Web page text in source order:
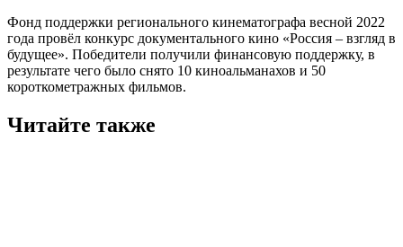
Фонд поддержки регионального кинематографа весной 2022
года провёл конкурс документального кино «Россия – взгляд в
будущее». Победители получили финансовую поддержку, в
результате чего было снято 10 киноальманахов и 50
короткометражных фильмов.
Читайте также